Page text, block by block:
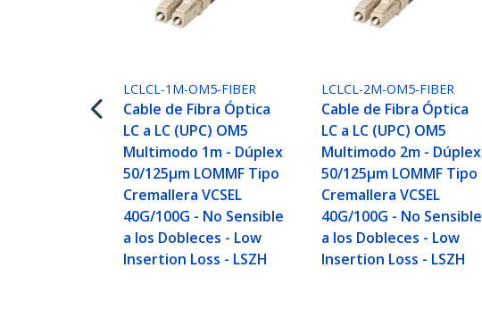
LCLCL-1M-OM5-FIBER
Cable de Fibra Óptica
LC a LC (UPC) OM5
Multimodo 1m - Dúplex
50/125µm LOMMF Tipo
Cremallera VCSEL
40G/100G - No Sensible
a los Dobleces - Low
Insertion Loss - LSZH
LCLCL-2M-OM5-FIBER
Cable de Fibra Óptica
LC a LC (UPC) OM5
Multimodo 2m - Dúplex
50/125µm LOMMF Tipo
Cremallera VCSEL
40G/100G - No Sensible
a los Dobleces - Low
Insertion Loss - LSZH